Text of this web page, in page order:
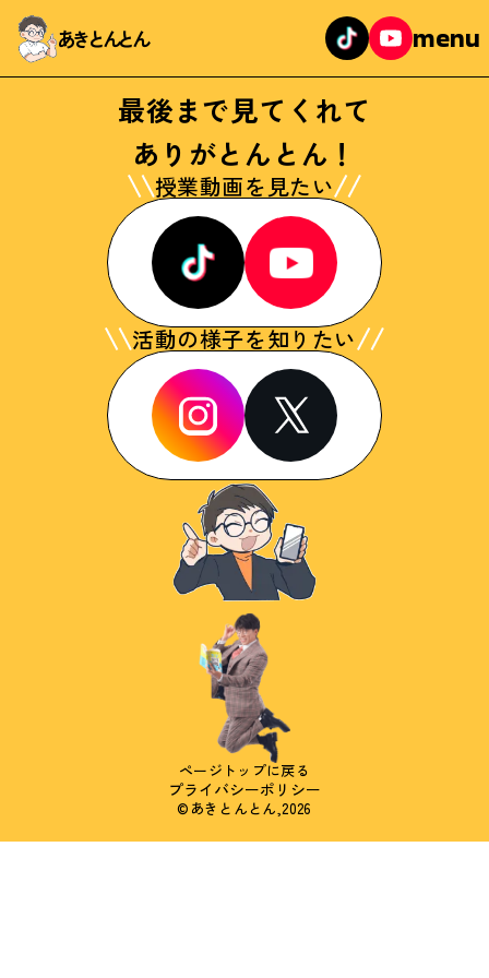
あきとんとん menu
最後まで見てくれて
ありがとんとん！
授業動画を見たい
活動の様子を知りたい
ページトップに戻る
プライバシーポリシー
©あきとんとん,2026